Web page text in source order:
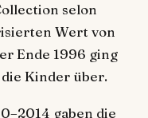
selon
Wert von
Ende 1996 ging
Kinder über.
gaben die